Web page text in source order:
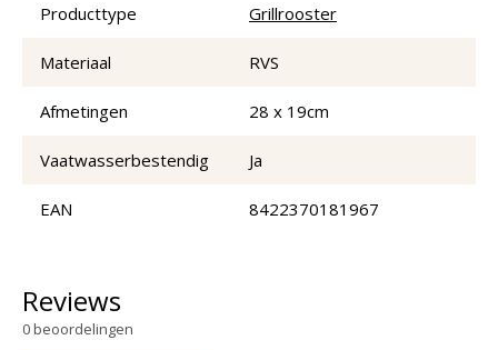
Producttype Grillrooster
Materiaal RVS
Afmetingen 28 x 19cm
Vaatwasserbestendig Ja
EAN 8422370181967
Reviews
0beoordelingen